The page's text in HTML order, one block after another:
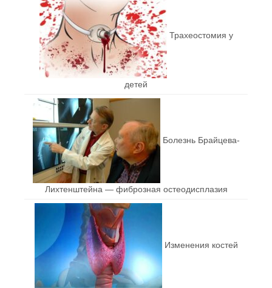
Трахеостомия у
детей
Болезнь Брайцева-
Лихтенштейна — фиброзная остеодисплазия
Изменения костей